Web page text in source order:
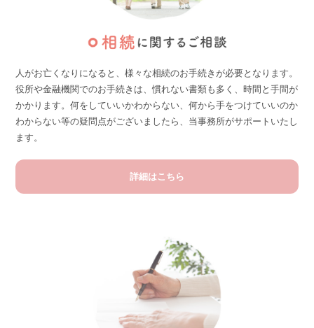
人がお亡くなりになると、様々な相続のお手続きが必要となります。
役所や金融機関でのお手続きは、慣れない書類も多く、時間と手間が
かかります。何をしていいかわからない、何から手をつけていいのか
わからない等の疑問点がございましたら、当事務所がサポートいたし
ます。
詳細はこちら